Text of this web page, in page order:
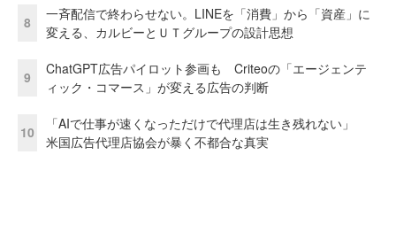
8
一斉配信で終わらせない。LINEを「消費」から「資産」に
変える、カルビーとＵＴグループの設計思想
9
ChatGPT広告パイロット参画も Criteoの「エージェンテ
ィック・コマース」が変える広告の判断
10
「AIで仕事が速くなっただけで代理店は生き残れない」
米国広告代理店協会が暴く不都合な真実